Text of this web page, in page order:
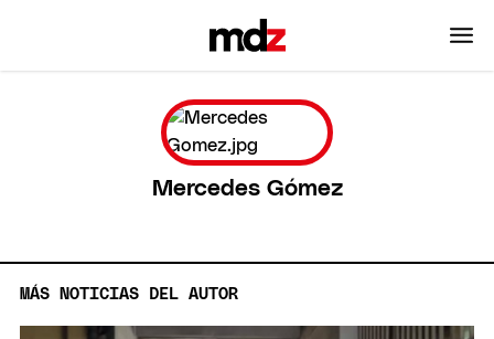
Mercedes Gómez
MÁS NOTICIAS DEL AUTOR